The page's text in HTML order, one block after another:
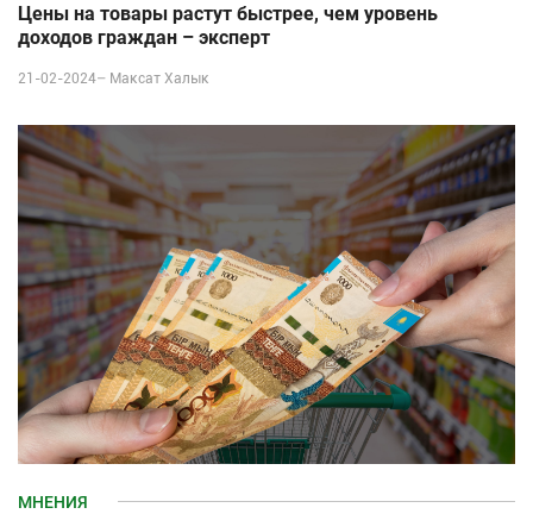
Цены на товары растут быстрее, чем уровень
доходов граждан – эксперт
21-02-2024– Максат Халык
МНЕНИЯ